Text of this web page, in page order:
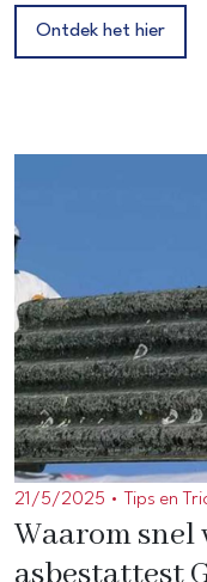
Ontdek het hier
21/5/2025 • Tips en
Waarom